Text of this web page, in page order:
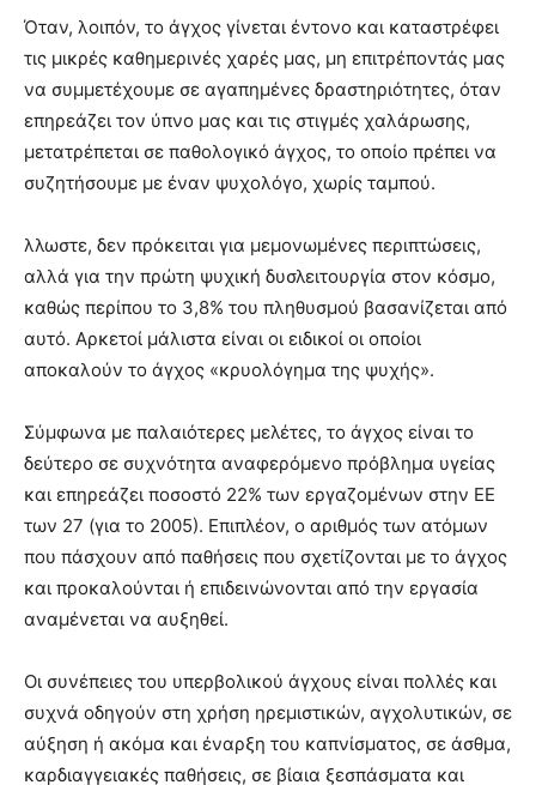
Όταν, λοιπόν, το άγχος γίνεται έντονο και καταστρέφει
τις μικρές καθημερινές χαρές μας, μη επιτρέποντάς μας
να συμμετέχουμε σε αγαπημένες δραστηριότητες, όταν
επηρεάζει τον ύπνο μας και τις στιγμές χαλάρωσης,
μετατρέπεται σε παθολογικό άγχος, το οποίο πρέπει να
συζητήσουμε με έναν ψυχολόγο, χωρίς ταμπού.
λλωστε, δεν πρόκειται για μεμονωμένες περιπτώσεις,
αλλά για την πρώτη ψυχική δυσλειτουργία στον κόσμο,
καθώς περίπου το 3,8% του πληθυσμού βασανίζεται από
αυτό. Αρκετοί μάλιστα είναι οι ειδικοί οι οποίοι
αποκαλούν το άγχος «κρυολόγημα της ψυχής».
Σύμφωνα με παλαιότερες μελέτες, το άγχος είναι το
δεύτερο σε συχνότητα αναφερόμενο πρόβλημα υγείας
και επηρεάζει ποσοστό 22% των εργαζομένων στην ΕΕ
των 27 (για το 2005). Επιπλέον, ο αριθμός των ατόμων
που πάσχουν από παθήσεις που σχετίζονται με το άγχος
και προκαλούνται ή επιδεινώνονται από την εργασία
αναμένεται να αυξηθεί.
Οι συνέπειες του υπερβολικού άγχους είναι πολλές και
συχνά οδηγούν στη χρήση ηρεμιστικών, αγχολυτικών, σε
αύξηση ή ακόμα και έναρξη του καπνίσματος, σε άσθμα,
καρδιαγγειακές παθήσεις, σε βίαια ξεσπάσματα και